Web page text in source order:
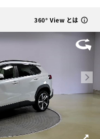
360° View とは